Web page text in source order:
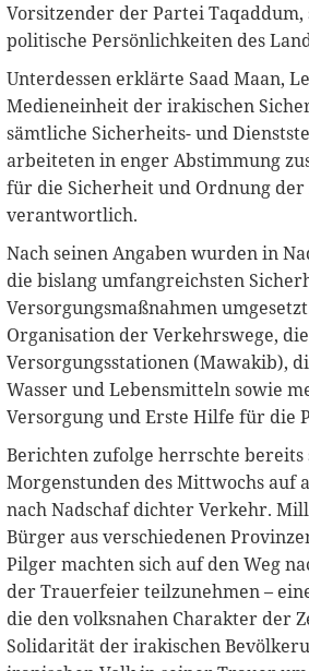
Vorsitzender der Partei
politische Persönlichkeiten des
Unterdessen erklärte Saad Maan,
Medieneinheit der irakischen
sämtliche Sicherheits- und
arbeiteten in enger Abstimmung
für die Sicherheit und Ordnung der
verantwortlich.
Nach seinen Angaben wurden in
die bislang umfangreichsten
Versorgungsmaßnahmen
Organisation der Verkehrswege,
Versorgungsstationen (Mawakib),
Wasser und Lebensmitteln sowie
Versorgung und Erste Hilfe für die
Berichten zufolge herrschte
Morgenstunden des Mittwochs auf
nach Nadschaf dichter Verkehr.
Bürger aus verschiedenen
Pilger machten sich auf den Weg
der Trauerfeier teilzunehmen –
die den volksnahen Charakter der
Solidarität der irakischen